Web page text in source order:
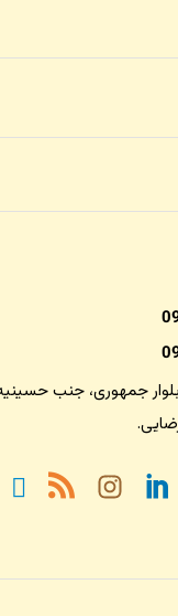
بلوار جمهوری، جنب
.